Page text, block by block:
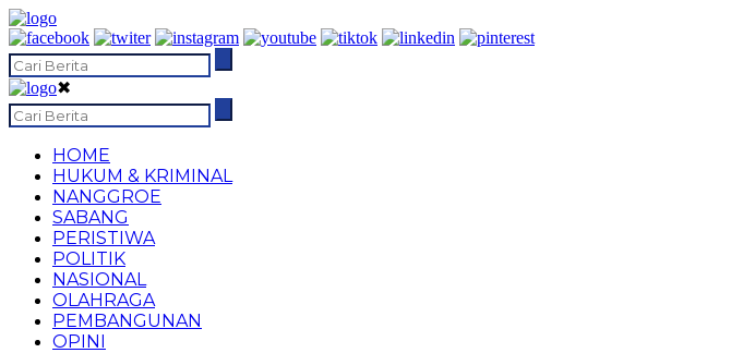
✖
HOME
HUKUM & KRIMINAL
NANGGROE
SABANG
PERISTIWA
POLITIK
NASIONAL
OLAHRAGA
PEMBANGUNAN
OPINI